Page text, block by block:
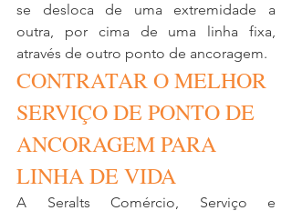
se desloca de uma extremidade a
outra, por cima de uma linha fixa,
através de outro ponto de ancoragem.
CONTRATAR O MELHOR
SERVIÇO DE PONTO DE
ANCORAGEM PARA
LINHA DE VIDA
A Seralts Comércio, Serviço e